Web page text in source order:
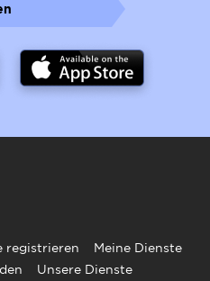
registrieren
Meine Dienste
Unsere Dienste